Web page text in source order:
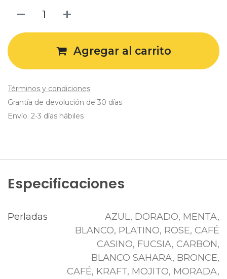
Agregar al carrito
Términos y condiciones
Grantía de devolución de 30 días
Envío: 2-3 días hábiles
Especificaciones
Perladas AZUL, DORADO, MENTA,
BLANCO, PLATINO, ROSE, CAFÉ
CASINO, FUCSIA, CARBON,
BLANCO SAHARA, BRONCE,
CAFÉ, KRAFT, MOJITO, MORADA,